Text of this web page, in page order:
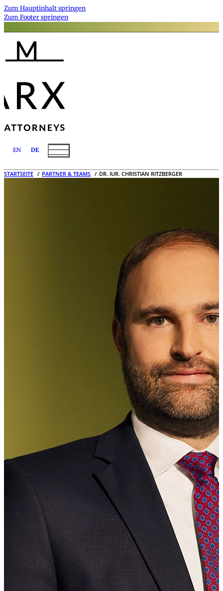
Zum Hauptinhalt springen
Zum Footer springen
EN DE
STARTSEITE PARTNER & TEAMS DR. IUR. CHRISTIAN RITZBERGER